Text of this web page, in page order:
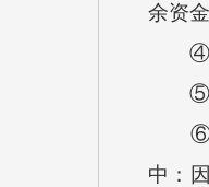
余资
④基
⑤项
⑥“
中：